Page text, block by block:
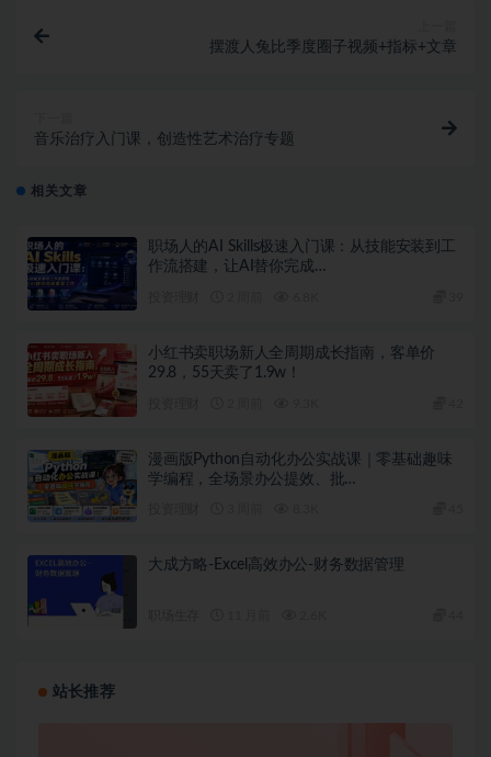
摆渡人兔比季度圈子视频+指标+文章
音乐治疗入门课，创造性艺术治疗专题
相关文章
职场人的AI Skills极速入门课：从技能安装到工
作流搭建，让AI替你完成…
小红书卖职场新人全周期成长指南，客单价
29.8，55天卖了1.9w！
漫画版Python自动化办公实战课｜零基础趣味
学编程，全场景办公提效、批…
大成方略-Excel高效办公-财务数据管理
站长推荐